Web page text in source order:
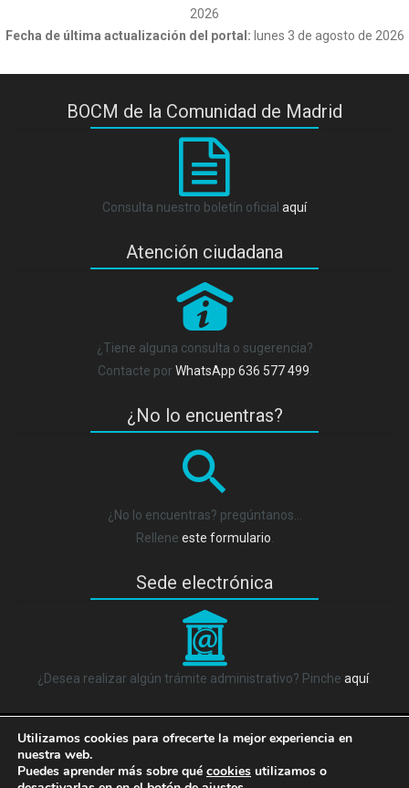
2026
Fecha de última actualización del portal: lunes 3 de agosto de 2026
BOCM de la Comunidad de Madrid
Consulta nuestro boletín oficial aquí
Atención ciudadana
P
¿Tiene alguna consulta o sugerencia?
Contacte por WhatsApp 636 577 499
¿No lo encuentras?
¿No lo encuentras? pregúntanos…
Rellene este formulario
Sede electrónica
_
¿Desea realizar algún trámite administrativo? Pinche aquí.
© 2025 Portal de Transparencia. Todos los derechos reservados.
Mapa del sitio
Accesibilidad .
Mapa de Redes Sociales
Utilizamos cookies para ofrecerte la mejor experiencia en
nuestra web.
Puedes aprender más sobre qué cookies utilizamos o